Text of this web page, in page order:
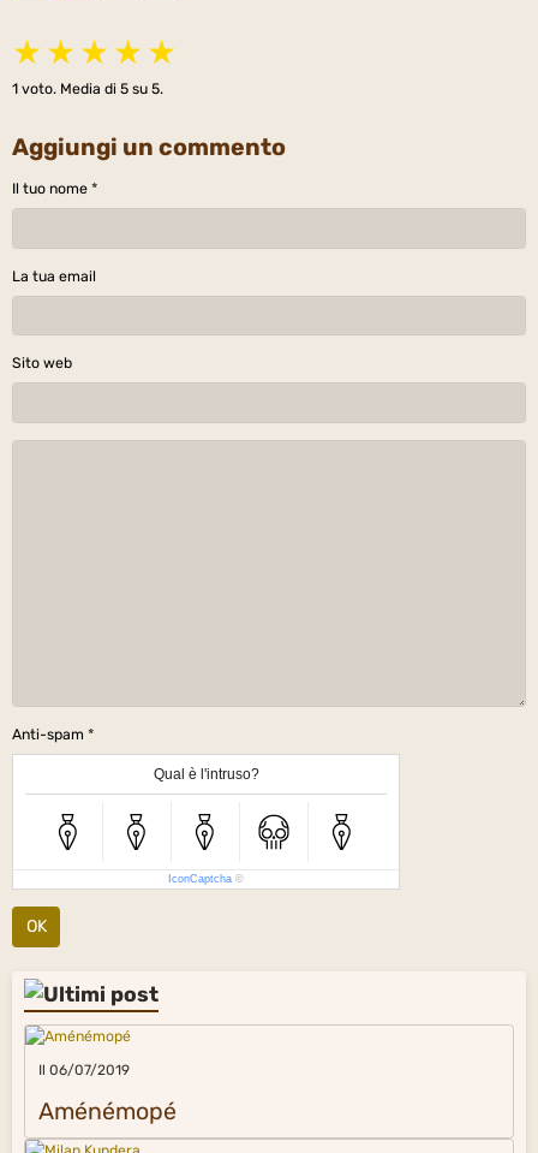
★ ★ ★ ★ ★
1 voto. Media di 5 su 5.
Aggiungi un commento
Il tuo nome
La tua email
Sito web
Anti-spam
Qual è l'intruso?
IconCaptcha ©
OK
Il 06/07/2019
Aménémopé